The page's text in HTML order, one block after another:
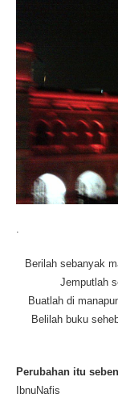
.
Berilah sebanyak
Jemputlah
Buatlah di
Belilah buku
Perubahan itu
IbnuNafis